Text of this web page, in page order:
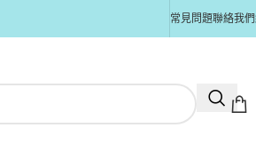
常見問題聯絡我們